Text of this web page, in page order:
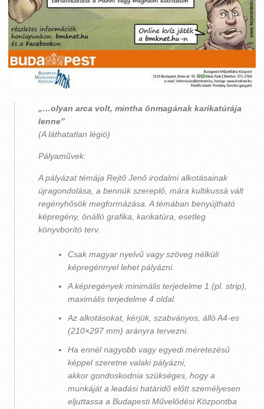
„…olyan arca volt, mintha önmagának karikatúrája
lenne”
(A láthatatlan légió)
Pályaművek:
A pályázat témája Rejtő Jenő irodalmi alkotásainak
újragondolása, a bennük szereplő, mára kultikussá vált
regényhősök megformázása. A témában benyújtható
képregény, önálló grafika, karikatúra, esetleg
könyvborító terv.
Csak magyar nyelvű vagy szöveg nélküli
képregénnyel lehet pályázni.
A képregények minimális terjedelme 1 (pl. strip),
maximális terjedelme 4 oldal.
Az alkotásokat, kérjük, szabványos, álló A4-es
(210×297 mm) arányra tervezni.
Ha ennél nagyobb vagy egyedi méretezésű
képpel szeretne valaki pályázni,
akkor gondoskodnia szükséges, hogy a
munkáját a leadási határidő előtt személyesen
eljuttassa a Budapesti Művelődési Központba